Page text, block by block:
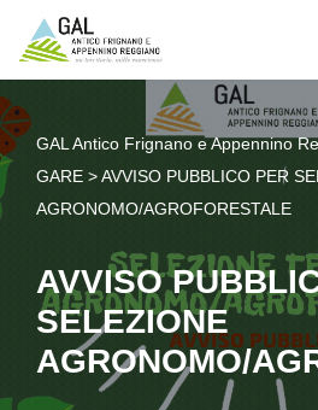
Vai
contenuto
GAL Antico Frignano e Appennino
GARE >AVVISO PUBBLICO PER
AGRONOMO/AGROFORESTALE
AVVISO
SELEZIONE
AGRONOMO/